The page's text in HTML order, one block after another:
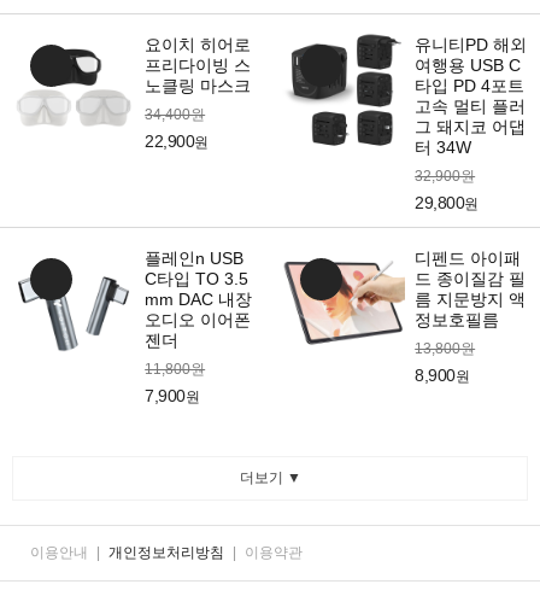
요이치 히어로
프리다이빙 스
노클링 마스크
34,400원
22,900원
유니티PD 해외
여행용 USB C
타입 PD 4포트
고속 멀티 플러
그 돼지코 어댑
터 34W
32,900원
29,800원
플레인n USB
C타입 TO 3.5
mm DAC 내장
오디오 이어폰
젠더
11,800원
7,900원
디펜드 아이패
드 종이질감 필
름 지문방지 액
정보호필름
13,800원
8,900원
더보기 ▼
이용안내 개인정보처리방침 이용약관